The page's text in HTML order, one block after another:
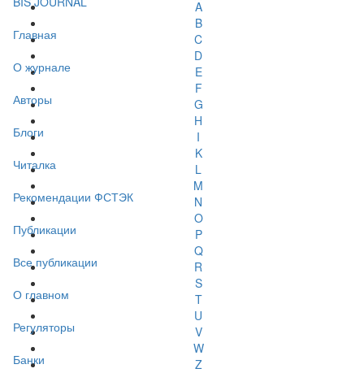
Главная
О журнале
Авторы
Блоги
Читалка
Рекомендации ФСТЭК
Публикации
Все публикации
О главном
Регуляторы
Банки
A
B
C
D
E
F
G
H
I
K
L
M
N
O
P
Q
R
S
T
U
V
W
Z